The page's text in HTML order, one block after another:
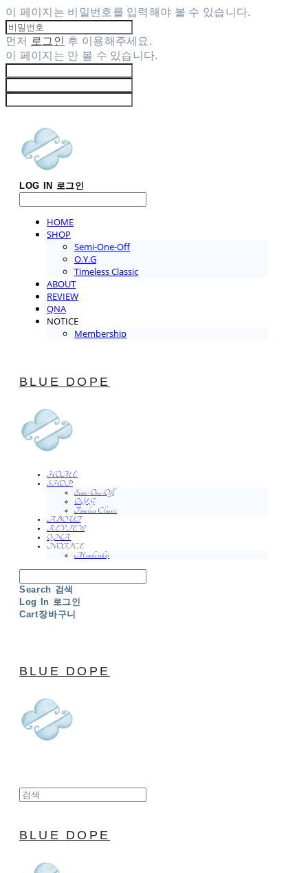
이 페이지는 비밀번호를 입력해야 볼 수 있습니다.
먼저 로그인
후 이용해주세요.
이 페이지는 만 볼 수 있습니다.
LOG IN 로그인
HOME
SHOP
Semi-One-Off
O.Y.G
Timeless Classic
ABOUT
REVIEW
QNA
NOTICE
Membership
BLUE DOPE
HOME
SHOP
Semi-One-Off
O.Y.G
Timeless Classic
ABOUT
REVIEW
QNA
NOTICE
Membership
Search 검색
Log In 로그인
Cart장바구니
BLUE DOPE
BLUE DOPE